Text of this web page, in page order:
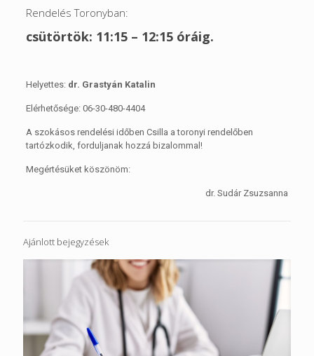
Rendelés Toronyban:
csütörtök: 11:15 – 12:15 óráig.
Helyettes: dr. Grastyán Katalin
Elérhetősége: 06-30-480-4404
A szokásos rendelési időben Csilla a toronyi rendelőben
tartózkodik, forduljanak hozzá bizalommal!
Megértésüket köszönöm:
dr. Sudár Zsuzsanna
Ajánlott bejegyzések